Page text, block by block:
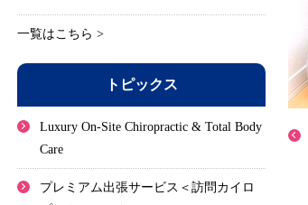
一覧はこちら >
トピックス
Luxury On-Site Chiropractic & Total Body
Care
プレミアム出張サービス＜訪問カイロ